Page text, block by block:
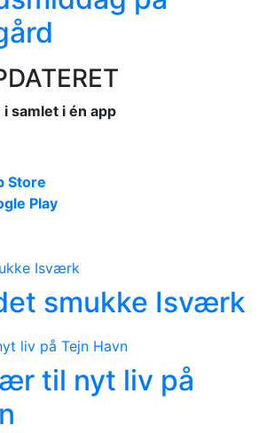
samlet i én app
Store
Play
smukke Isværk
til nyt liv på